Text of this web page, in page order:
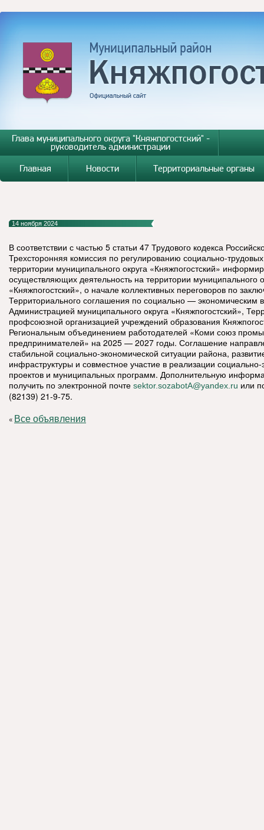
Глава муниципального округа "Княжпогостский" -
руководитель администрации
Главная
Новости Территориальные органы
14 ноября 2024
В соответствии с частью 5 статьи 47 Трудового кодекса
Трехсторонняя комиссия по регулированию социально-
территории муниципального округа «Княжпогостский»
осуществляющих деятельность на территории муниципального
«Княжпогостский», о начале коллективных переговоров по
Территориального соглашения по социально — экономическим
Администрацией муниципального округа «Княжпогостский»,
профсоюзной организацией учреждений образования
Региональным объединением работодателей «Коми союз
предпринимателей» на 2025 — 2027 годы. Соглашение
стабильной социально-экономической ситуации района,
инфраструктуры и совместное участие в реализации социально-
проектов и муниципальных программ. Дополнительную
получить по электронной почте sektor.sozabotA@yandex.ru или
(82139) 21-9-75.
« Все объявления